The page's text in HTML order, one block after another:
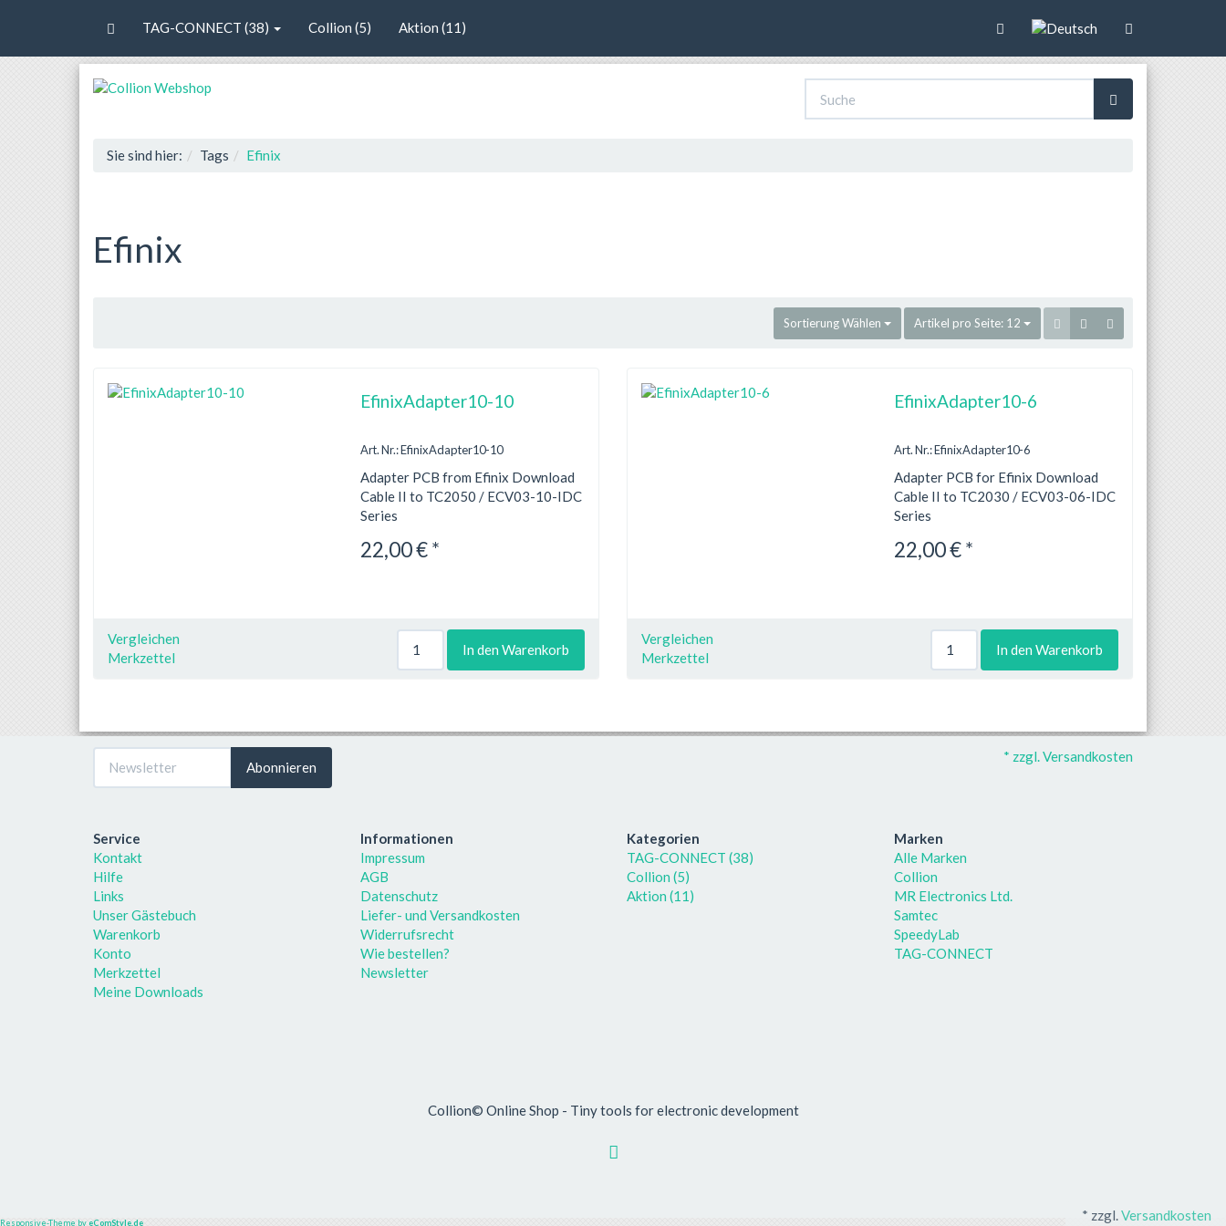
TAG-CONNECT (38) Collion (5) Aktion (11)
Sie sind hier: Tags Efinix
Efinix
SortierungWählen Artikel pro Seite: 12
EfinixAdapter10-10
Art. Nr.: EfinixAdapter10-10
Adapter PCB from Efinix Download
Cable II to TC2050 / ECV03-10-IDC
Series
22,00 € *
Vergleichen
Merkzettel
In den Warenkorb
EfinixAdapter10-6
Art. Nr.: EfinixAdapter10-6
Adapter PCB for Efinix Download
Cable II to TC2030 / ECV03-06-IDC
Series
22,00 € *
Vergleichen
Merkzettel
In den Warenkorb
Abonnieren
* zzgl. Versandkosten
Service
Kontakt
Hilfe
Links
Unser Gästebuch
Warenkorb
Konto
Merkzettel
Meine Downloads
Informationen
Impressum
AGB
Datenschutz
Liefer- und Versandkosten
Widerrufsrecht
Wie bestellen?
Newsletter
Kategorien
TAG-CONNECT (38)
Collion (5)
Aktion (11)
Marken
Alle Marken
Collion
MR Electronics Ltd.
Samtec
SpeedyLab
TAG-CONNECT
Collion© Online Shop - Tiny tools for electronic development
Responsive-Theme byeComStyle.de * zzgl.Versandkosten